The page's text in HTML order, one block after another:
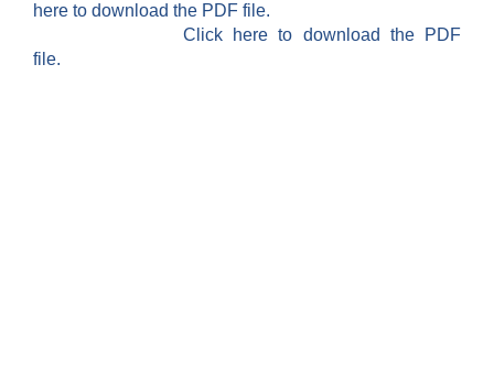
here to download the PDF file.
Click here to download the PDF
file.